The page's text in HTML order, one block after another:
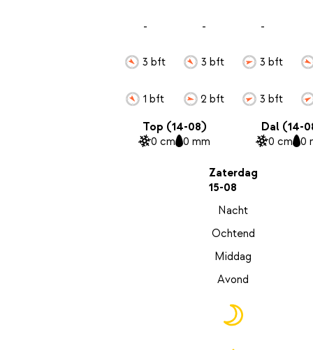
-
3 bft
1 bft
-
3 bft
2 bft
-
3 bft
3 bft
Top (14-08)
0 cm 0 mm
Dal (14-
0 cm 0
Zaterdag
15-08
Nacht
Ochtend
Middag
Avond